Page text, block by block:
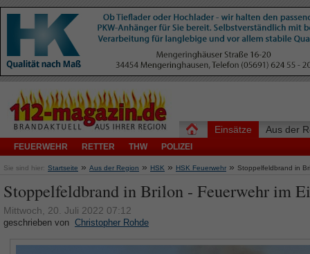
Einsätze
FEUERWEHR RETTER THW POLIZEI
Aus der
Sie sind hier: Startseite » Aus der Region » HSK » HSK Feuerwehr » Stoppelfeldbrand in
Stoppelfeldbrand in Brilon - Feuerwehr im
Mittwoch, 20. Juli 2022 07:12
geschrieben von Christopher Rohde